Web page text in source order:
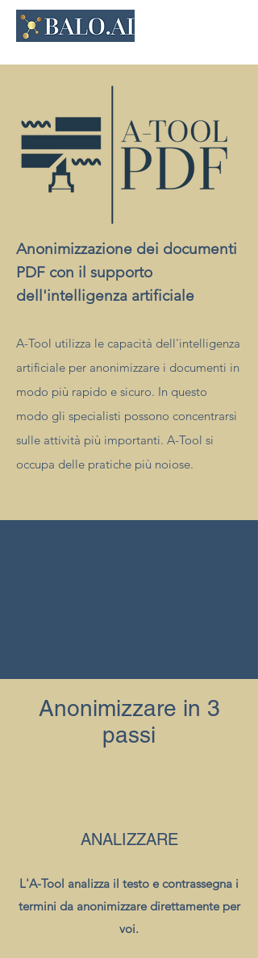
Anonimizzazione dei documenti
PDF con il supporto
dell'intelligenza artificiale
A-Tool utilizza le capacità dell'intelligenza
artificiale per anonimizzare i documenti in
modo più rapido e sicuro. In questo
modo gli specialisti possono concentrarsi
sulle attività più importanti. A-Tool si
occupa delle pratiche più noiose.
Anonimizzare in 3
passi
ANALIZZARE
L'A-Tool analizza il testo e contrassegna i
termini da anonimizzare direttamente per
voi.